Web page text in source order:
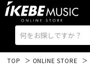
TOP ONLINE STORE